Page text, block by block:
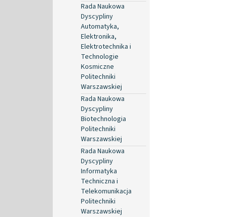
Rada Naukowa
Dyscypliny
Automatyka,
Elektronika,
Elektrotechnika i
Technologie
Kosmiczne
Politechniki
Warszawskiej
Rada Naukowa
Dyscypliny
Biotechnologia
Politechniki
Warszawskiej
Rada Naukowa
Dyscypliny
Informatyka
Techniczna i
Telekomunikacja
Politechniki
Warszawskiej